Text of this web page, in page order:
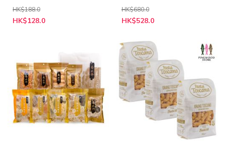
HK$188.0
特
殊
HK$128.0
HK$680.0
特
殊
HK$528.0